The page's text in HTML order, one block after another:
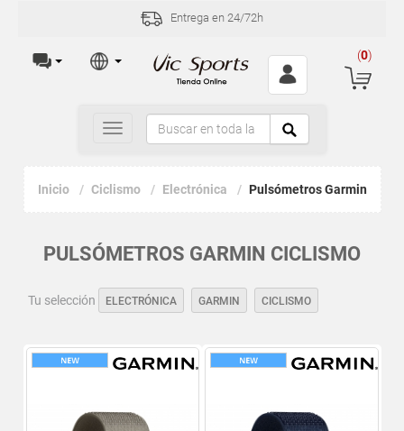
Entrega en 24/72h
(0)
Toggle
navigation
Inicio Ciclismo Electrónica Pulsómetros Garmin
PULSÓMETROS GARMIN CICLISMO
Tu selección ELECTRÓNICA GARMIN CICLISMO